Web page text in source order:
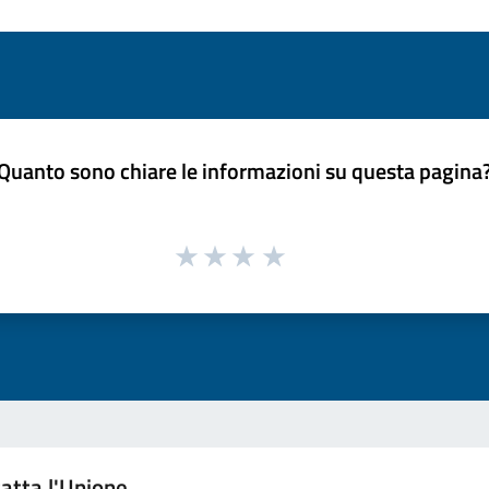
sono chiare le informazioni su questa